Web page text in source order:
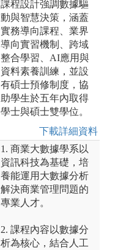
課程設計強調數據驅
動與智慧決策，涵蓋
實務導向課程、業界
導向實習機制、跨域
整合學習、AI應用與
資料素養訓練，並設
有碩士預修制度，協
助學生於五年內取得
學士與碩士雙學位。
下載詳細資料
1. 商業大數據學系以
資訊科技為基礎，培
養能運用大數據分析
解決商業管理問題的
專業人才。
2. 課程內容以數據分
析為核心，結合人工